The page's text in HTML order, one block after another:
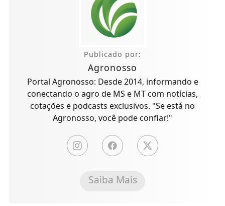
Publicado por:
Agronosso
Portal Agronosso: Desde 2014, informando e
conectando o agro de MS e MT com notícias,
cotações e podcasts exclusivos. "Se está no
Agronosso, você pode confiar!"
Saiba Mais